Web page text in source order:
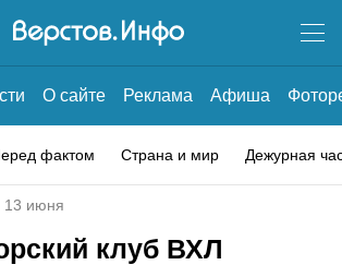
О сайте Реклама Афиша
фактом Страна и мир Дежурная
13 июня
клуб ВХЛ